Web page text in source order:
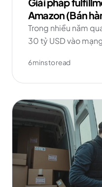
Amazon (Bán
Trong nhiều năm
30 tỷ USD vào
những người bán
Amazon FBM ngay
6 mins to read